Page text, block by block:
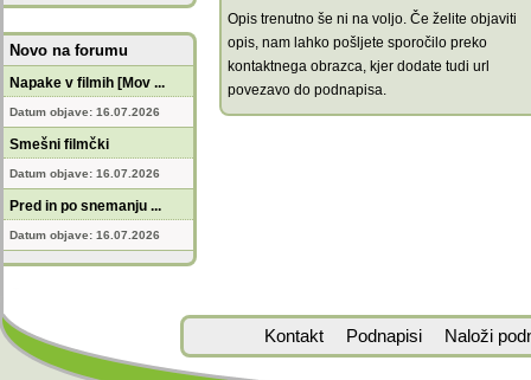
Novo na forumu
Napake v filmih [Mov ...
Datum objave: 16.07.2026
Smešni filmčki
Datum objave: 16.07.2026
Pred in po snemanju ...
Datum objave: 16.07.2026
Opis trenutno še ni na voljo. Če želite objaviti
opis, nam lahko pošljete sporočilo preko
kontaktnega obrazca, kjer dodate tudi url
povezavo do podnapisa.
Kontakt Podnapisi Naloži